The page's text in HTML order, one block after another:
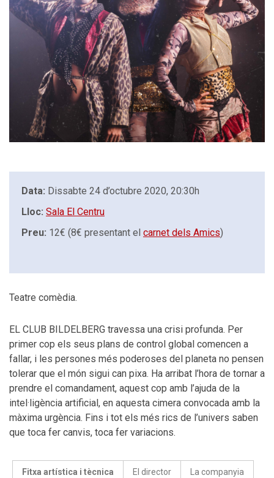
Data: Dissabte 24 d’octubre 2020, 20:30h
Lloc: Sala El Centru
Preu: 12€ (8€ presentant el carnet dels Amics)
Teatre comèdia.
EL CLUB BILDELBERG travessa una crisi profunda. Per
primer cop els seus plans de control global comencen a
fallar, i les persones més poderoses del planeta no pensen
tolerar que el món sigui can pixa. Ha arribat l’hora de tornar a
prendre el comandament, aquest cop amb l’ajuda de la
intel·ligència artificial, en aquesta cimera convocada amb la
màxima urgència. Fins i tot els més rics de l’univers saben
que toca fer canvis, toca fer variacions.
Fitxa artística i tècnica El director La companyia